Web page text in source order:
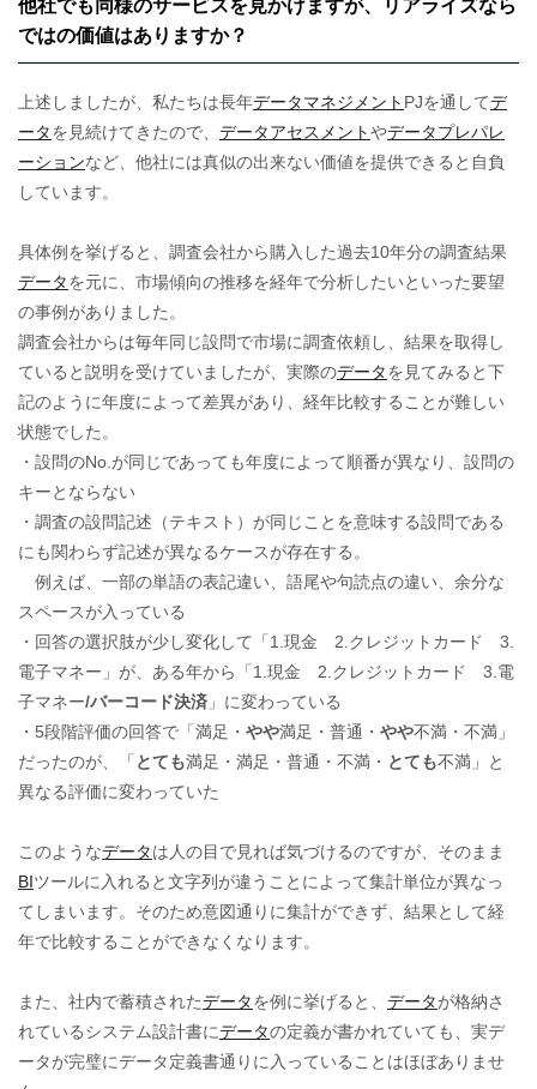
他社でも同様のサービスを見かけますが、リアライズなら
ではの価値はありますか？
上述しましたが、私たちは長年データマネジメント PJを通してデ
ータを見続けてきたので、 データアセスメントやデータプレパレ
ーションなど、他社には真似の出来ない価値を提供できると自負
しています。
具体例を挙げると、調査会社から購入した過去10年分の調査結果
データを元に、市場傾向の推移を経年で分析したいといった要望
の事例がありました。
調査会社からは毎年同じ設問で市場に調査依頼し、結果を取得し
ていると説明を受けていましたが、実際のデータを見てみると下
記のように年度によって差異があり、経年比較することが難しい
状態でした。
・設問のNo.が同じであっても年度によって順番が異なり、設問の
キーとならない
・調査の設問記述（テキスト）が同じことを意味する設問である
にも関わらず記述が異なるケースが存在する。
例えば、一部の単語の表記違い、語尾や句読点の違い、余分な
スペースが入っている
・回答の選択肢が少し変化して「1.現金 2.クレジットカード 3.
電子マネー」が、ある年から「1.現金 2.クレジットカード 3.電
子マネー/バーコード決済 」に変わっている
・5段階評価の回答で「満足・ やや満足・普通・ やや不満・不満」
だったのが、「 とても満足・満足・普通・不満・ とても不満」と
異なる評価に変わっていた
このようなデータは人の目で見れば気づけるのですが、そのまま
BIツールに入れると文字列が違うことによって集計単位が異なっ
てしまいます。そのため意図通りに集計ができず、結果として経
年で比較することができなくなります。
また、社内で蓄積されたデータを例に挙げると、 データが格納さ
れているシステム設計書にデータの定義が書かれていても、実デ
ータが完璧にデータ定義書通りに入っていることはほぼありませ